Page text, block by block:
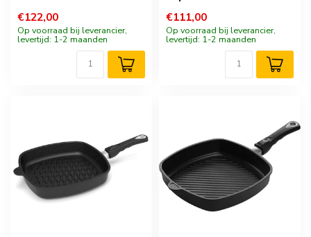
€122,00
Op voorraad bij leverancier,
levertijd: 1-2 maanden
€111,00
Op voorraad bij leverancier,
levertijd: 1-2 maanden